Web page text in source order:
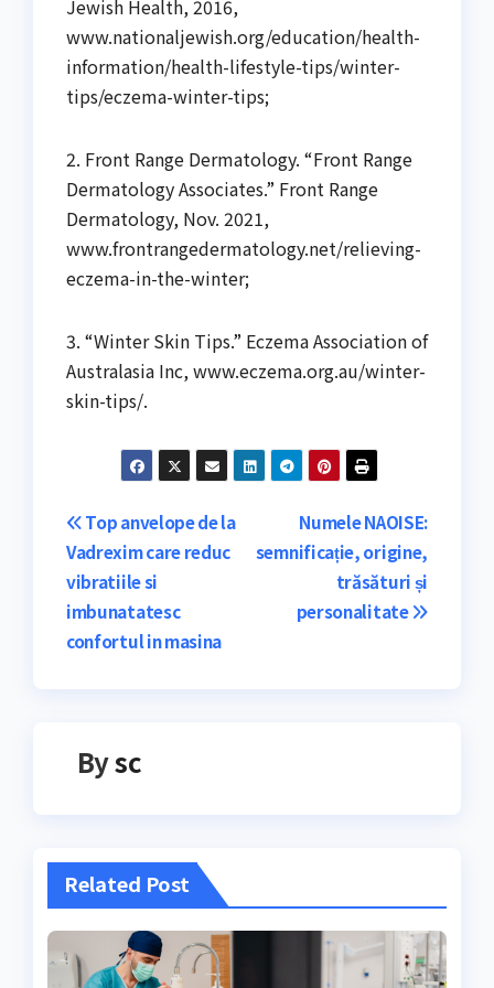
Jewish Health, 2016,
www.nationaljewish.org/education/health-
information/health-lifestyle-tips/winter-
tips/eczema-winter-tips;
2. Front Range Dermatology. “Front Range
Dermatology Associates.” Front Range
Dermatology, Nov. 2021,
www.frontrangedermatology.net/relieving-
eczema-in-the-winter;
3. “Winter Skin Tips.” Eczema Association of
Australasia Inc, www.eczema.org.au/winter-
skin-tips/.
Navigare
în
articole
Numele NAOISE:
semnificație, origine,
trăsături și
personalitate
Top anvelope de la
Vadrexim care reduc
vibratiile si
imbunatatesc
confortul in masina
Bysc
Related Post